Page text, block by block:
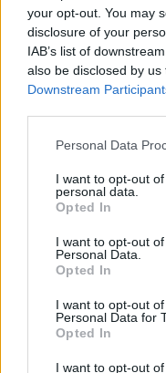
your opt-out. You may
disclosure of your
IAB’s list of
also be disclosed by
Downstream
Please note that this
not limited to your visit
grant or deny consent
use your data for
consent section.
Personal Data
I want to opt-out
personal data.
Opted In
I want to opt-out
Personal Data.
Opted In
I want to opt-out
Personal Data for
Opted In
I want to opt-out
Henrik Ibsen:
Székelyudvarhelyi
vendégjátéka
Fordította: Németh
Rendező:Csurulya